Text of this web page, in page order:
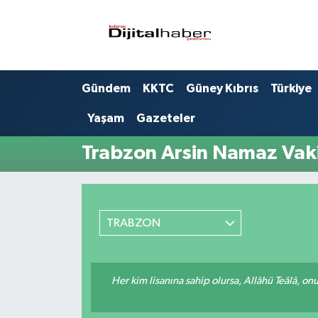
Gündem KKTC Güney Kıbrıs Türkiye
Yaşam Gazeteler
Trabzon Arsin Namaz
TRABZON
Her kim lisanına sahip olursa, Allâhü Teâlâ,
Trafik Durumu
Süper Lig Puan Durumu ve Fikstür
Tüm Manşetler
Haber Arşivi